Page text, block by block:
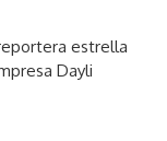
estrella
Dayli